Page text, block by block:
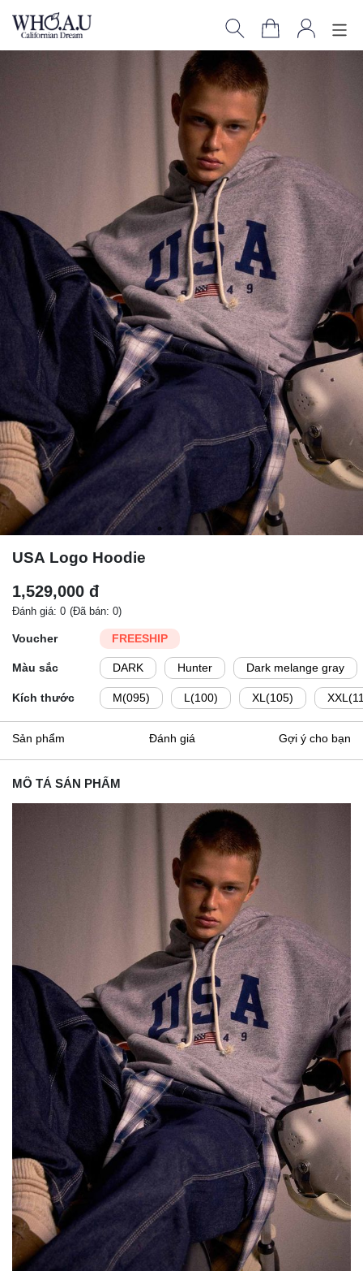
USA Logo Hoodie
1,529,000 đ
Đánh giá: 0 (Đã bán: 0)
Voucher FREESHIP
Màu sắc DARK Hunter Dark melange gray
Kích thước M(095) L(100) XL(105)
Sản phẩm Đánh giá Gợi ý cho bạn
MÔ TẢ SẢN PHẨM